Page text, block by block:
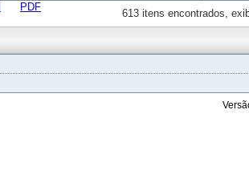
613 itens encontrados,
PDF